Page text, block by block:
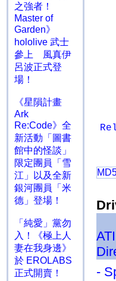
之強者！
Master of
Garden》
hololive 武士
參上 風真伊
呂波正式登
場！
《星隕計畫
Ark
Re:Code》全
新活動「圖書
館中的怪談」
限定團員「雪
江」以及全新
銀河團員「米
德」登場！
「純愛」黨勿
入！《極上人
妻在我身邊》
於 EROLABS
正式開賣！
ATI
-